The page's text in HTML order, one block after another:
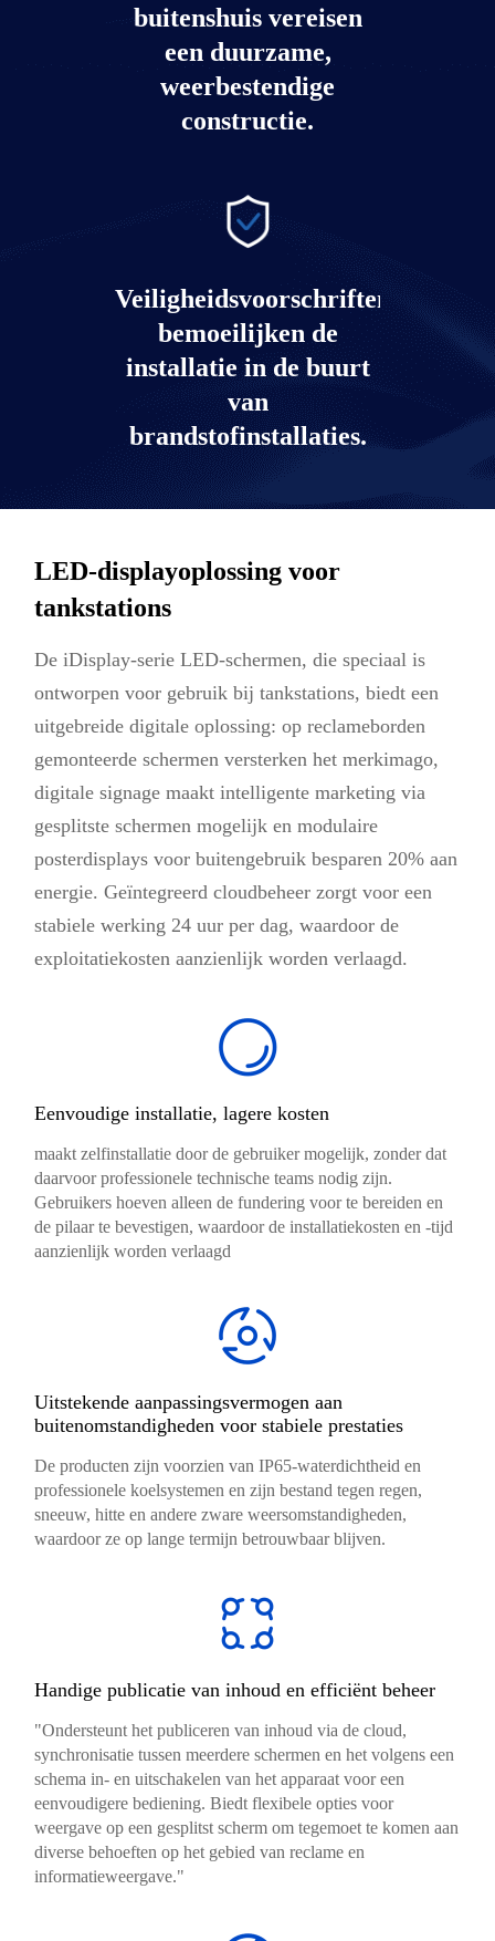
buitenshuis vereisen
een duurzame,
weerbestendige
constructie.
Veiligheidsvoorschriften
bemoeilijken de
installatie in de buurt
van
brandstofinstallaties.
LED-displayoplossing voor
tankstations
De iDisplay-serie LED-schermen, die speciaal is
ontworpen voor gebruik bij tankstations, biedt een
uitgebreide digitale oplossing: op reclameborden
gemonteerde schermen versterken het merkimago,
digitale signage maakt intelligente marketing via
gesplitste schermen mogelijk en modulaire
posterdisplays voor buitengebruik besparen 20% aan
energie. Geïntegreerd cloudbeheer zorgt voor een
stabiele werking 24 uur per dag, waardoor de
exploitatiekosten aanzienlijk worden verlaagd.
Eenvoudige installatie, lagere kosten
maakt zelfinstallatie door de gebruiker mogelijk, zonder dat
daarvoor professionele technische teams nodig zijn.
Gebruikers hoeven alleen de fundering voor te bereiden en
de pilaar te bevestigen, waardoor de installatiekosten en -tijd
aanzienlijk worden verlaagd
Uitstekende aanpassingsvermogen aan
buitenomstandigheden voor stabiele prestaties
De producten zijn voorzien van IP65-waterdichtheid en
professionele koelsystemen en zijn bestand tegen regen,
sneeuw, hitte en andere zware weersomstandigheden,
waardoor ze op lange termijn betrouwbaar blijven.
Handige publicatie van inhoud en efficiënt beheer
"Ondersteunt het publiceren van inhoud via de cloud,
synchronisatie tussen meerdere schermen en het volgens een
schema in- en uitschakelen van het apparaat voor een
eenvoudigere bediening. Biedt flexibele opties voor
weergave op een gesplitst scherm om tegemoet te komen aan
diverse behoeften op het gebied van reclame en
informatieweergave."